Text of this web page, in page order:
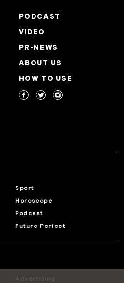
PODCAST
VIDEO
PR-NEWS
ABOUT US
HOW TO USE
Sport
Horoscope
Podcast
Future Perfect
Advertising